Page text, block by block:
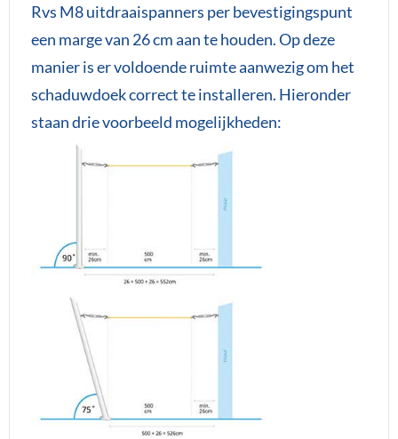
Rvs M8 uitdraaispanners per bevestigingspunt
een marge van 26 cm aan te houden. Op deze
manier is er voldoende ruimte aanwezig om het
schaduwdoek correct te installeren. Hieronder
staan drie voorbeeld mogelijkheden: